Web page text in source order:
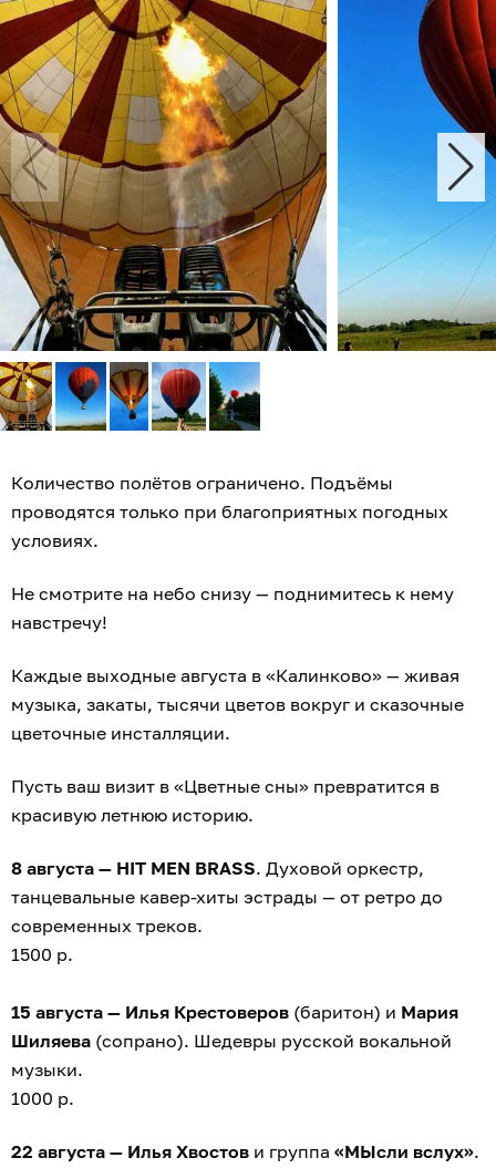
Количество полётов ограничено. Подъёмы
проводятся только при благоприятных погодных
условиях.
Не смотрите на небо снизу — поднимитесь к нему
навстречу!
Каждые выходные августа в «Калинково» — живая
музыка, закаты, тысячи цветов вокруг и сказочные
цветочные инсталляции.
Пусть ваш визит в «Цветные сны» превратится в
красивую летнюю историю.
8 августа — HIT MEN BRASS. Духовой оркестр,
танцевальные кавер-хиты эстрады — от ретро до
современных треков.
1500 р.
15 августа — Илья Крестоверов (баритон) и Мария
Шиляева (сопрано). Шедевры русской вокальной
музыки.
1000 р.
22 августа — Илья Хвостов и группа «МЫсли вслух».